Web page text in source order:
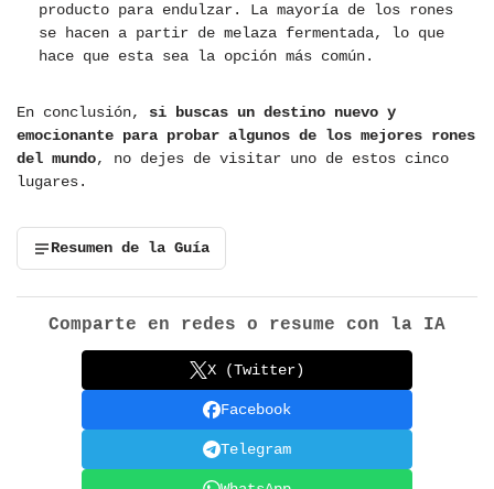
producto para endulzar. La mayoría de los rones
se hacen a partir de melaza fermentada, lo que
hace que esta sea la opción más común.
En conclusión, si buscas un destino nuevo y
emocionante para probar algunos de los mejores rones
del mundo, no dejes de visitar uno de estos cinco
lugares.
Resumen de la Guía
Comparte en redes o resume con la IA
X (Twitter)
Facebook
Telegram